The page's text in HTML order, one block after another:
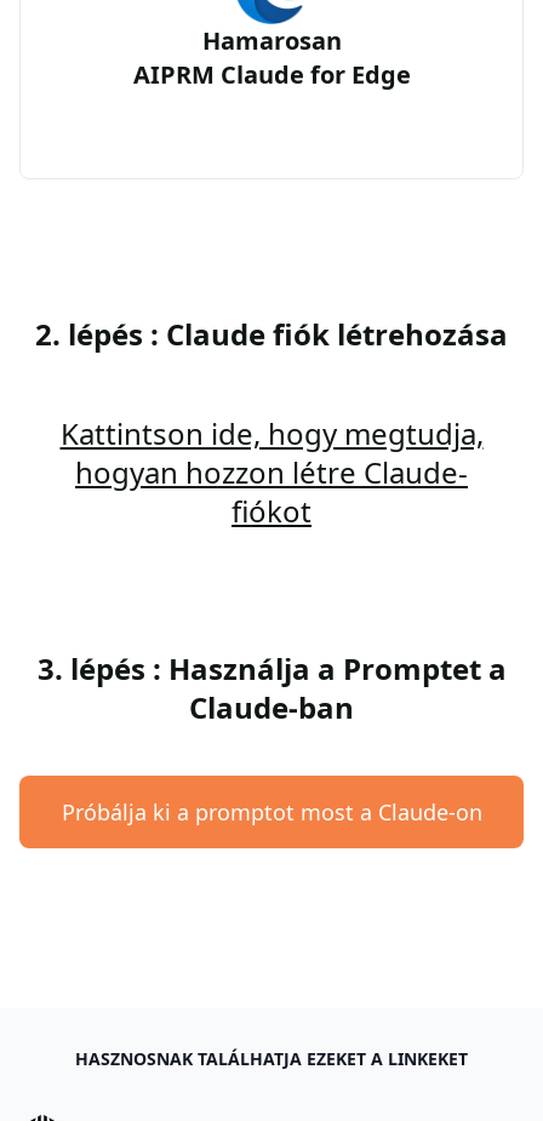
Hamarosan
AIPRM Claude for Edge
2. lépés : Claude fiók létrehozása
Kattintson ide, hogy megtudja,
hogyan hozzon létre Claude-
fiókot
3. lépés : Használja a Promptet a
Claude-ban
Próbálja ki a promptot most a Claude-on
HASZNOSNAK TALÁLHATJA EZEKET A LINKEKET